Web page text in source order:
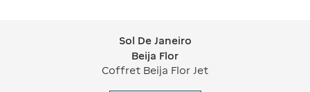
Sol De Janeiro Beija Flor
Sol De Janeiro
Beija Flor
Coffret Beija Flor Jet